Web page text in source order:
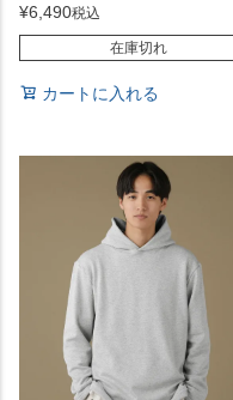
¥6,490税込
在庫切れ
カートに入れる